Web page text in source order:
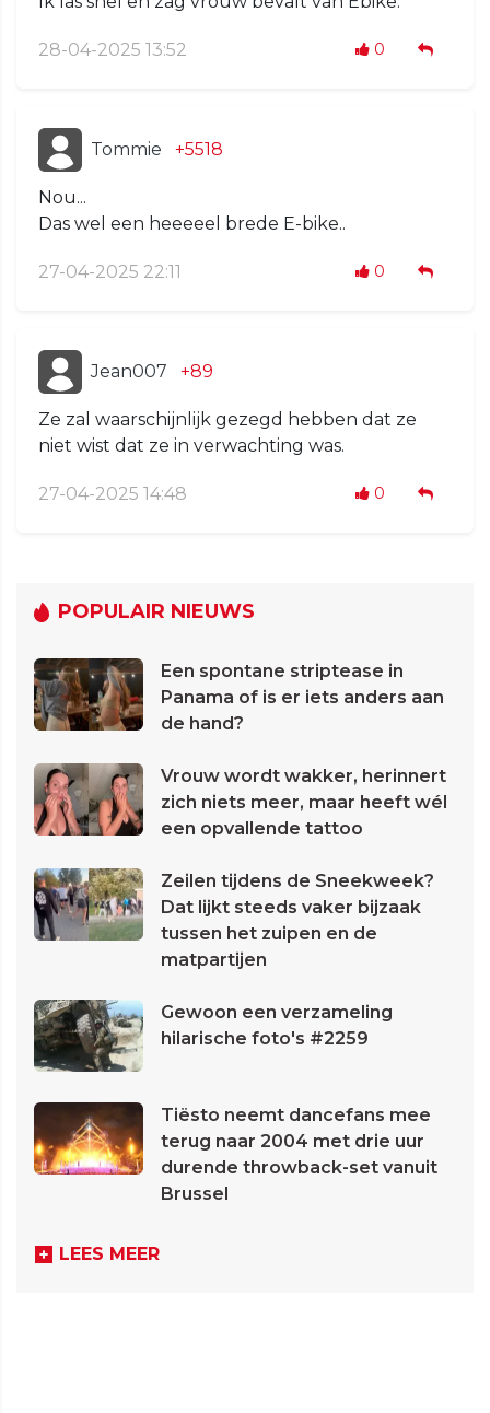
28-04-2025 13:52 0
Tommie +5518
Nou...
Das wel een heeeeel brede E-bike..
27-04-2025 22:11 0
Jean007 +89
Ze zal waarschijnlijk gezegd hebben dat ze
niet wist dat ze in verwachting was.
27-04-2025 14:48 0
POPULAIR NIEUWS
Een spontane striptease in
Panama of is er iets anders aan
de hand?
Vrouw wordt wakker, herinnert
zich niets meer, maar heeft wél
een opvallende tattoo
Zeilen tijdens de Sneekweek?
Dat lijkt steeds vaker bijzaak
tussen het zuipen en de
matpartijen
Gewoon een verzameling
hilarische foto's #2259
Tiësto neemt dancefans mee
terug naar 2004 met drie uur
durende throwback-set vanuit
Brussel
LEES MEER